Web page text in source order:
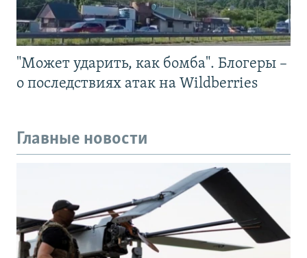
"Может ударить, как бомба". Блогеры –
о последствиях атак на Wildberries
Главные новости